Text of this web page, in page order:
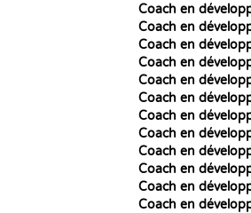
Coach en
Coach en
Coach en
Coach en
Coach en
Coach en
Coach en
Coach en
Coach en
Coach en
Coach en
Coach en